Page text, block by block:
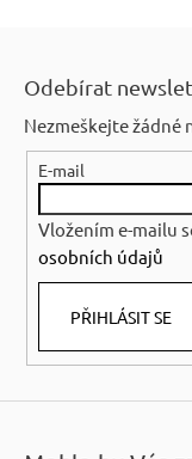
Odebírat
Nezmeškejte žádné
E-mail
Vložením e-mailu
osobních údajů
PŘIHLÁSIT SE